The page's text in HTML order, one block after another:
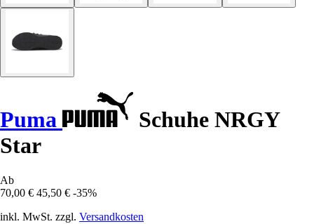
Puma
Schuhe NRGY
Star
Ab
70,00 € 45,50 € -35%
inkl. MwSt. zzgl. Versandkosten